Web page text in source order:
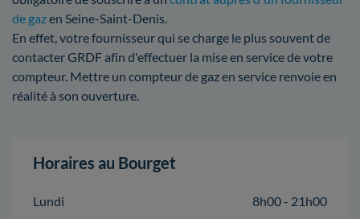
de gazen Seine-Saint-Denis.
En effet, votre fournisseur qui se charge le plus souvent de
contacter GRDF afin d'effectuer la mise en service de votre
compteur. Mettre un compteur de gaz en service renvoie en
réalité à son ouverture.
Horaires au Bourget
Lundi
8h00 - 21h00